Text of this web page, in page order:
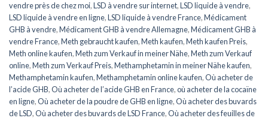
vendre près de chez moi,LSD à vendre sur internet,LSD liquide à vendre,
LSD liquide à vendre en ligne,LSD liquide à vendre France,Médicament
GHB à vendre,Médicament GHB à vendre Allemagne,Médicament GHB à
vendre France,Meth gebraucht kaufen,Meth kaufen,Meth kaufen Preis,
Meth online kaufen,Meth zum Verkauf in meiner Nähe,Meth zum Verkauf
online,Meth zum Verkauf Preis,Methamphetamin in meiner Nähe kaufen,
Methamphetamin kaufen,Methamphetamin online kaufen,Où acheter de
l’acide GHB,Où acheter de l’acide GHB en France,où acheter de la cocaïne
en ligne,Où acheter de la poudre de GHB en ligne,Où acheter des buvards
de LSD,Où acheter des buvards de LSD France,Où acheter des feuilles de